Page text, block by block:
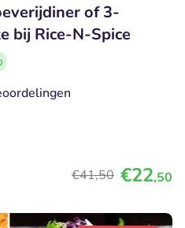
of 3-
bij Rice-N-Spice
€41,50 €22,50